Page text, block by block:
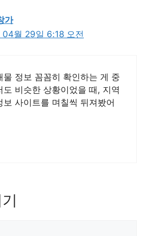
가
월 29일 6:18 오전
물 정보 꼼꼼히 확인하는 게 중
도 비슷한 상황이었을 때, 지역
보 사이트를 며칠씩 뒤져봤어